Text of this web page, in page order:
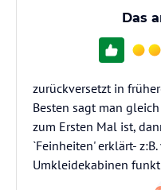
Das
zurückversetzt in
Besten sagt man
zum Ersten Mal ist,
`Feinheiten' erklärt-
Umkleidekabinen